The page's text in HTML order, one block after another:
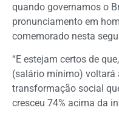
quando governamos o
pronunciamento em
comemorado nesta
“E estejam certos de
(salário mínimo) voltará
transformação social
cresceu 74% acima da